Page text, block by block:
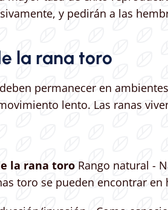
y pedirán a las
la rana toro
permanecer en
lento. Las ranas
la rana toro Rango natural -
toro se pueden encontrar